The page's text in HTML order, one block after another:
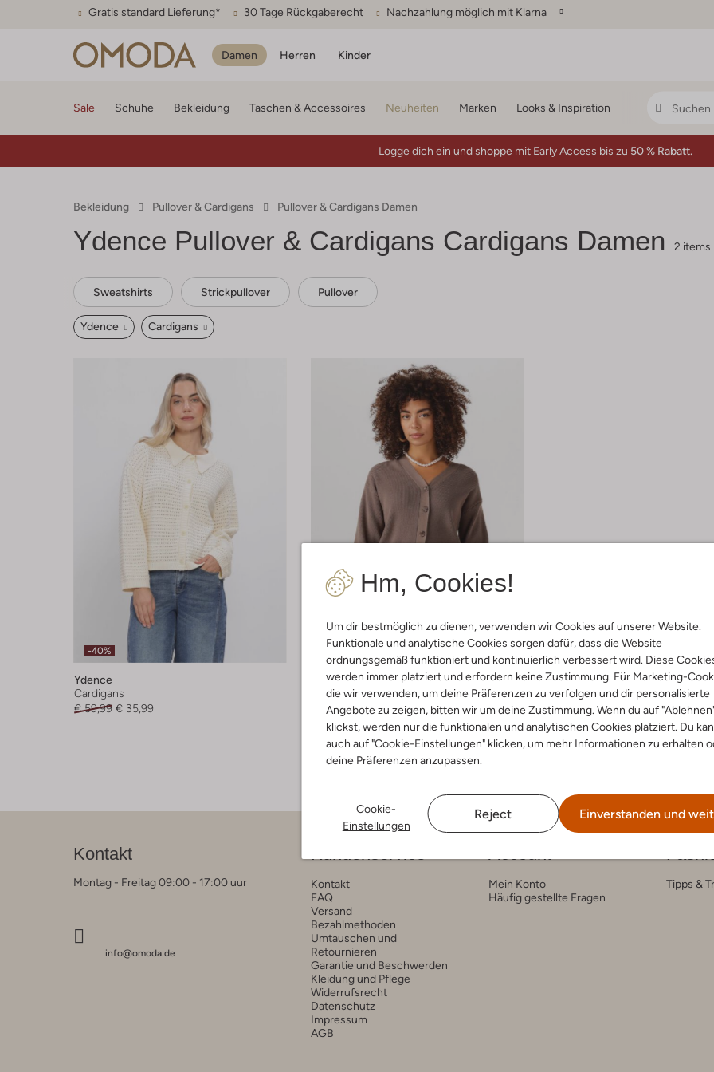
Gratis standard Lieferung* 30 Tage Rückgaberecht Nachzahlung möglich mit Klarna
Damen Herren Kinder
Hm, Cookies!
Um dir bestmöglich zu dienen, verwenden wir Cookies auf unserer Website.
Funktionale und analytische Cookies sorgen dafür, dass die Website
ordnungsgemäß funktioniert und kontinuierlich verbessert wird. Diese
werden immer platziert und erfordern keine Zustimmung. Für Marketing-
die wir verwenden, um deine Präferenzen zu verfolgen und dir personalisierte
Angebote zu zeigen, bitten wir um deine Zustimmung. Wenn du auf
klickst, werden nur die funktionalen und analytischen Cookies platziert. Du
auch auf "Cookie-Einstellungen" klicken, um mehr Informationen zu erhalten
deine Präferenzen anzupassen.
Cookie-
Einstellungen
Reject Einverstanden und
Sale Schuhe Bekleidung Taschen & Accessoires Neuheiten Marken Looks & Inspiration
Logge dich ein und shoppe mit Early Access bis zu 50 % Rabatt.
Bekleidung Pullover & Cardigans Pullover & Cardigans Damen
Ydence Pullover & Cardigans Cardigans Damen 2 items
Sweatshirts Strickpullover Pullover
Ydence Cardigans
-40%
Ydence
Cardigans
€ 59,99 € 35,99
-20%
Ydence
Cardigans
€ 59,99 € 47,99
Kontakt
Montag - Freitag 09:00 - 17:00 uur
info@omoda.de
Kundenservice
Kontakt
FAQ
Versand
Bezahlmethoden
Umtauschen und
Retournieren
Garantie und Beschwerden
Kleidung und Pflege
Widerrufsrecht
Datenschutz
Impressum
AGB
Account
Mein Konto
Häufig gestellte Fragen
Tipps &